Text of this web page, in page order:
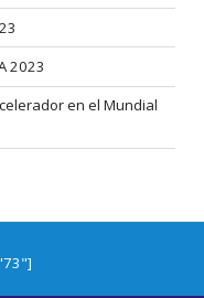
2023
en el Mundial